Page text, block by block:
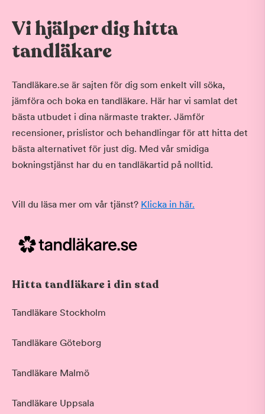
Vi hjälper dig hitta
tandläkare
Tandläkare.se är sajten för dig som enkelt vill söka,
jämföra och boka en tandläkare. Här har vi samlat det
bästa utbudet i dina närmaste trakter. Jämför
recensioner, prislistor och behandlingar för att hitta det
bästa alternativet för just dig. Med vår smidiga
bokningstjänst har du en tandläkartid på nolltid.
Vill du läsa mer om vår tjänst? Klicka in här.
Hitta tandläkare i din stad
Tandläkare Stockholm
Tandläkare Göteborg
Tandläkare Malmö
Tandläkare Uppsala